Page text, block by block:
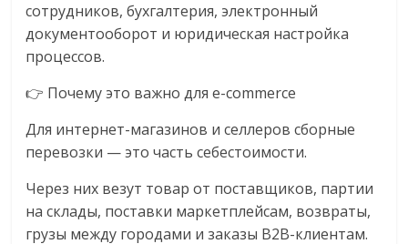
сотрудников, бухгалтерия, электронный
документооборот и юридическая настройка
процессов.
👉 Почему это важно для e-commerce
Для интернет-магазинов и селлеров сборные
перевозки — это часть себестоимости.
Через них везут товар от поставщиков, партии
на склады, поставки маркетплейсам, возвраты,
грузы между городами и заказы B2B-клиентам.